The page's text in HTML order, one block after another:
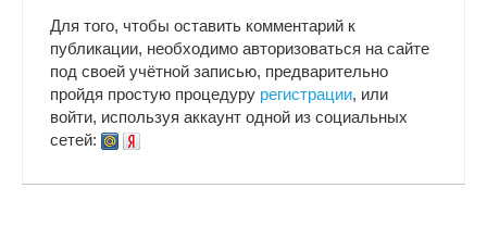
Для того, чтобы оставить комментарий к
публикации, необходимо авторизоваться на сайте
под своей учётной записью, предварительно
пройдя простую процедуру регистрации, или
войти, используя аккаунт одной из социальных
сетей: